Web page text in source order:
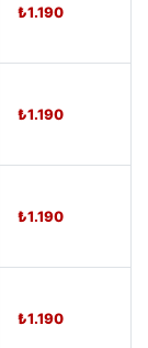
₺1.190
₺1.190
₺1.190
₺1.190